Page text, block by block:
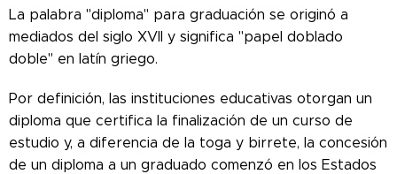
La palabra "diploma" para graduación se originó a
mediados del siglo XVII y significa "papel doblado
doble" en latín griego.
Por definición, las instituciones educativas otorgan un
diploma que certifica la finalización de un curso de
estudio y, a diferencia de la toga y birrete, la concesión
de un diploma a un graduado comenzó en los Estados